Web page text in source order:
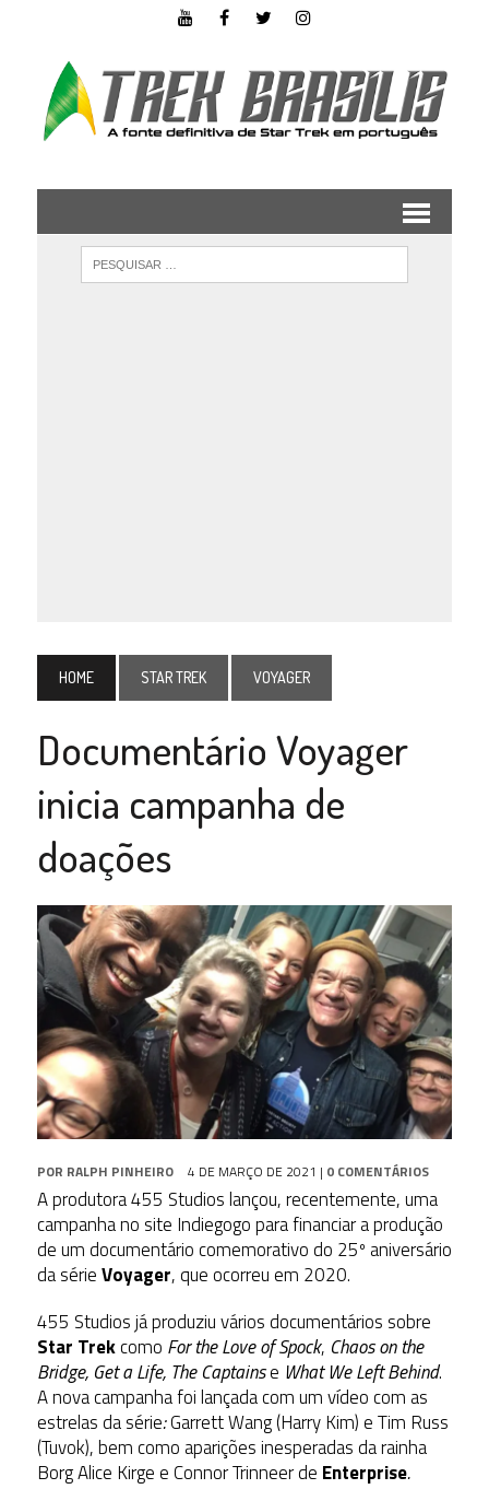
HOME STAR TREK VOYAGER
Documentário Voyager
inicia campanha de
doações
POR RALPH PINHEIRO 4 DE MARÇO DE 2021 | 0 COMENTÁRIOS
A produtora 455 Studios lançou, recentemente, uma
campanha no site Indiegogo para financiar a produção
de um documentário comemorativo do 25º aniversário
da sérieVoyager, que ocorreu em 2020.
455 Studios já produziu vários documentários sobre
Star Trekcomo For the Love of Spock, Chaos on the
Bridge, Get a Life, The Captainse What We Left Behind.
A nova campanha foi lançada com um vídeo com as
estrelas da série:Garrett Wang (Harry Kim) e Tim Russ
(Tuvok), bem como aparições inesperadas da rainha
Borg Alice Kirge e Connor Trinneer de Enterprise.